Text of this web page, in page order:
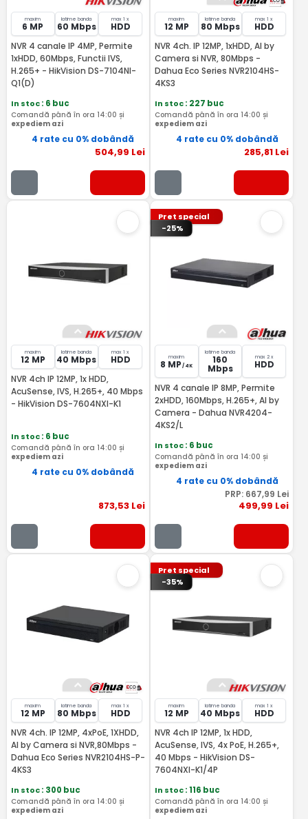
maxim
6 MP
latime banda
60 Mbps
max 1 x
HDD
NVR 4 canale IP 4MP, Permite
1xHDD, 60Mbps, Functii IVS,
H.265+ - HikVision DS-7104NI-
Q1(D)
In stoc: 6 buc
Comandă până în ora 14:00 și
expediem azi
4 rate cu 0% dobândă
504,99 Lei
maxim
12 MP
latime banda
80 Mbps
max 1 x
HDD
NVR 4ch. IP 12MP, 1xHDD, AI by
Camera si NVR, 80Mbps -
Dahua Eco Series NVR2104HS-
4KS3
In stoc: 227 buc
Comandă până în ora 14:00 și
expediem azi
4 rate cu 0% dobândă
285,81 Lei
maxim
12 MP
latime banda
40 Mbps
max 1 x
HDD
NVR 4ch IP 12MP, 1x HDD,
AcuSense, IVS, H.265+, 40 Mbps
- HikVision DS-7604NXI-K1
In stoc: 6 buc
Comandă până în ora 14:00 și
expediem azi
4 rate cu 0% dobândă
873,53Lei
Pret special
-25%
maxim
8 MP / 4K
latime banda
160
Mbps
max 2 x
HDD
NVR 4 canale IP 8MP, Permite
2xHDD, 160Mbps, H.265+, AI by
Camera - Dahua NVR4204-
4KS2/L
In stoc: 6 buc
Comandă până în ora 14:00 și
expediem azi
4 rate cu 0% dobândă
PRP: 667,99 Lei
499,99 Lei
maxim
12 MP
latime banda
80 Mbps
max 1 x
HDD
NVR 4ch. IP 12MP, 4xPoE, 1XHDD,
AI by Camera si NVR,80Mbps -
Dahua Eco Series NVR2104HS-P-
4KS3
In stoc: 300 buc
Comandă până în ora 14:00 și
expediem azi
Pret special
-35%
maxim
12 MP
latime banda
40 Mbps
max 1 x
HDD
NVR 4ch IP 12MP, 1x HDD,
AcuSense, IVS, 4x PoE, H.265+,
40 Mbps - HikVision DS-
7604NXI-K1/4P
In stoc: 116 buc
Comandă până în ora 14:00 și
expediem azi